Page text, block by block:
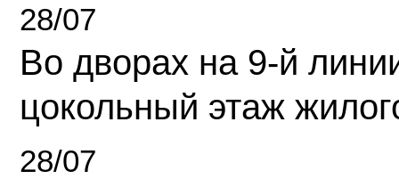
28/07
Во дворах на 9-й
цокольный этаж
28/07